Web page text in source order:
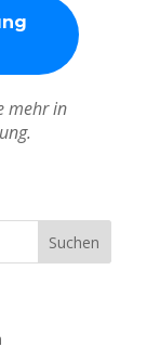
mehr in